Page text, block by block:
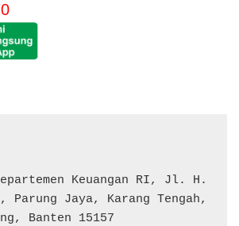
Keuangan RI, Jl. H.
Parung Jaya, Karang Tengah,
Banten 15157